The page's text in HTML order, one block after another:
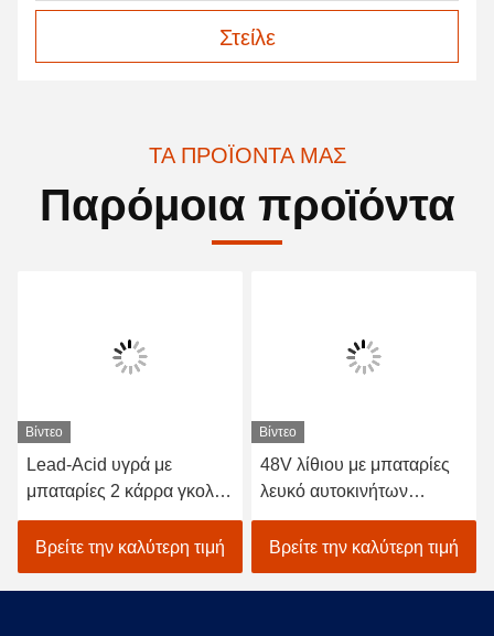
Στείλε
ΤΑ ΠΡΟΪΌΝΤΑ ΜΑΣ
Παρόμοια προϊόντα
Βίντεο
Lead-Acid υγρά με
μπαταρίες 2 κάρρα γκολφ
καθισμάτων/ηλεκτρικό με
λάθη γκολφ αυτοκινήτων
Βρείτε την καλύτερη τιμή
Βίντεο
48V λίθιου με μπαταρίες
λευκό αυτοκινήτων
EXCAR A1S6+2 γκολφ
οχημάτων ηλεκτρικό
Βρείτε την καλύτερη τιμή